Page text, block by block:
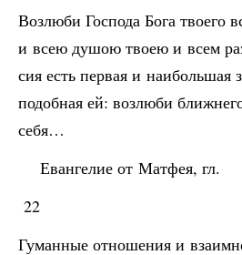
Возлюби Господа Бога твоего
и всею душою твоею и всем
сия есть первая и наибольшая
подобная ей: возлюби
себя…
Евангелие от Матфея, гл.
22
Гуманные отношения и